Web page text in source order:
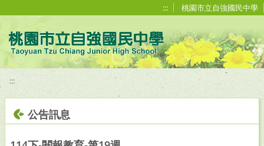
::: 桃園市立自強國民中學
:::
公告訊息